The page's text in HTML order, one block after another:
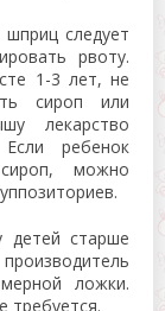
следует
рвоту.
1-3 лет, не
сироп или
лекарство
ребенок
сироп, можно
старше
ложки.
требуется.